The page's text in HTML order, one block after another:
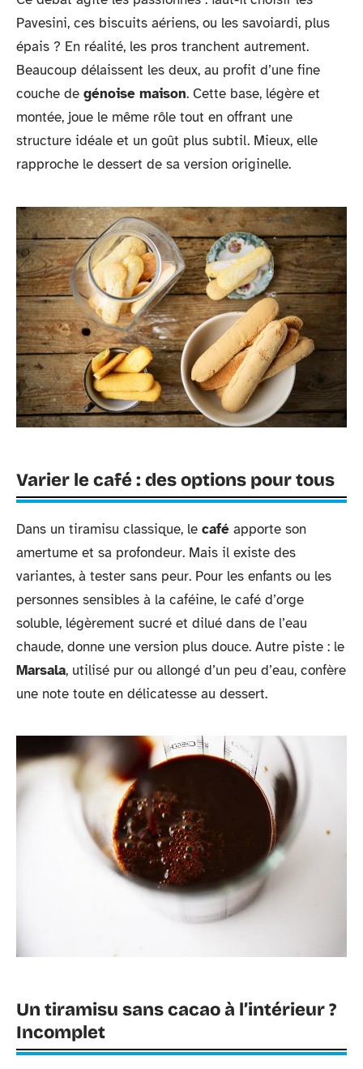
Pavesini, ces biscuits aériens, ou les savoiardi, plus
épais ? En réalité, les pros tranchent autrement.
Beaucoup délaissent les deux, au profit d’une fine
couche de génoise maison. Cette base, légère et
montée, joue le même rôle tout en offrant une
structure idéale et un goût plus subtil. Mieux, elle
rapproche le dessert de sa version originelle.
Varier le café : des options pour tous
Dans un tiramisu classique, le café apporte son
amertume et sa profondeur. Mais il existe des
variantes, à tester sans peur. Pour les enfants ou les
personnes sensibles à la caféine, le café d’orge
soluble, légèrement sucré et dilué dans de l’eau
chaude, donne une version plus douce. Autre piste : le
Marsala, utilisé pur ou allongé d’un peu d’eau, confère
une note toute en délicatesse au dessert.
Un tiramisu sans cacao à l’intérieur ?
Incomplet